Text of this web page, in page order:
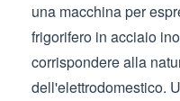
una macchina per
frigorifero in acciaio
corrispondere alla
dell'elettrodomestico.